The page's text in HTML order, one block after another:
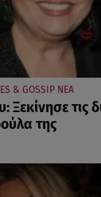
& GOSSIP ΝΕΑ
Ξεκίνησε τις
της